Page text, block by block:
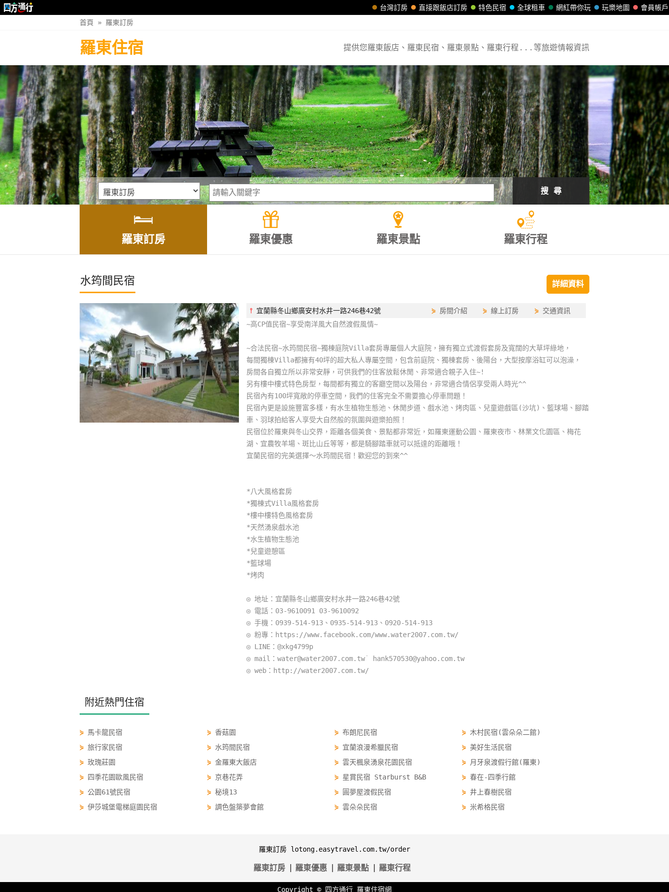
會員帳戶
玩樂地圖
網紅帶你玩
全球租車
特色民宿
直接跟飯店訂房
台灣訂房
首頁 » 羅東訂房
羅東住宿 提供您羅東飯店、羅東民宿、羅東景點、羅東行程...等旅遊情報資訊
搜 尋
羅東訂房 羅東優惠 羅東景點 羅東行程
水筠間民宿 詳細資料
⫯ 宜蘭縣冬山鄉廣安村水井一路246巷42號 ⋟ 房間介紹 ⋟線上訂房 ⋟ 交通資訊
~高CP值民宿~享受南洋風大自然渡假風情~
~合法民宿~水筠間民宿~獨棟庭院Villa套房專屬個人大庭院，擁有獨立式渡假套房及寬闊的大草坪綠地，
每間獨棟Villa都擁有40坪的超大私人專屬空間，包含前庭院、獨棟套房、後陽台，大型按摩浴缸可以泡澡，
房間各自獨立所以非常安靜，可供我們的住客放鬆休閒、非常適合親子入住~!
另有樓中樓式特色房型，每間都有獨立的客廳空間以及陽台，非常適合情侶享受兩人時光^^
民宿內有100坪寬敞的停車空間，我們的住客完全不需要擔心停車問題！
民宿內更是設施豐富多樣，有水生植物生態池、休閒步道、戲水池、烤肉區、兒童遊戲區(沙坑)、籃球場、腳踏
車、羽球拍給客人享受大自然般的氛圍與遊樂拍照！
民宿位於羅東與冬山交界，距離各個美食、景點都非常近，如羅東運動公園、羅東夜市、林業文化園區、梅花
湖、宜農牧羊場、斑比山丘等等，都是騎腳踏車就可以抵達的距離哦！
宜蘭民宿的完美選擇～水筠間民宿！歡迎您的到來^^
*八大風格套房
*獨棟式Villa風格套房
*樓中樓特色風格套房
*天然湧泉戲水池
*水生植物生態池
*兒童遊憩區
*籃球場
*烤肉
◎ 地址：宜蘭縣冬山鄉廣安村水井一路246巷42號
◎ 電話：03-9610091 03-9610092
◎ 手機：0939-514-913、0935-514-913、0920-514-913
◎ 粉專：https://www.facebook.com/www.water2007.com.tw/
◎ LINE：@xkg4799p
◎ mail：water@water2007.com.tw˙ hank570530@yahoo.com.tw
◎ web：http://water2007.com.tw/
附近熱門住宿
⋟ 馬卡龍民宿 ⋟ 香菇園 ⋟ 布朗尼民宿 ⋟ 木村民宿(雲朵朵二館)
⋟ 旅行家民宿 ⋟ 水筠間民宿 ⋟ 宜蘭浪漫希臘民宿 ⋟ 美好生活民宿
⋟ 玫瑰莊園 ⋟ 金羅東大飯店 ⋟ 雲天楓泉湧泉花園民宿 ⋟
月牙泉渡假行館(羅東)
⋟
四季花園歐風民宿 ⋟ 京巷花弄 ⋟ 星賞民宿 Starburst B&B ⋟ 春在-四季行館
⋟ 公園61號民宿 ⋟ 秘境13 ⋟ 圓夢屋渡假民宿 ⋟ 井上春樹民宿
⋟ 伊莎城堡電梯庭園民宿 ⋟ 調色盤築夢會館 ⋟ 雲朵朵民宿 ⋟ 米希格民宿
羅東訂房 lotong.easytravel.com.tw/order
羅東訂房 羅東優惠 羅東景點 羅東行程
Copyright © 四方通行 羅東住宿網